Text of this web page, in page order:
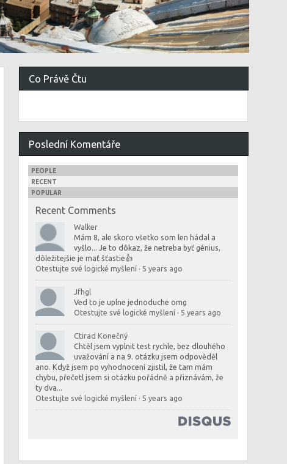
Co Právě Čtu
Poslední Komentáře
PEOPLE
RECENT
POPULAR
Recent Comments
Walker
Mám 8, ale skoro všetko som len hádal a
vyšlo... Je to dôkaz, že netreba byť génius,
dôležitejšie je mať šťastie👍
Otestujte své logické myšlení· 5 years ago
Jfhgl
Ved to je uplne jednoduche omg
Otestujte své logické myšlení· 5 years ago
Ctirad Konečný
Chtěl jsem vyplnit test rychle, bez dlouhého
uvažování a na 9. otázku jsem odpověděl
ano. Když jsem po vyhodnocení zjistil, že tam mám
chybu, přečetl jsem si otázku pořádně a přiznávám, že
ty dva...
Otestujte své logické myšlení· 5 years ago